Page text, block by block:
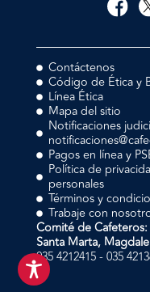
Contáctenos
Código de Ética y
Línea Ética
Mapa del sitio
Notificaciones
Pagos en línea y
Política de
personales
Términos y
Trabaje con
Comité de Cafeteros:
Santa Marta,
035 4212415 - 035